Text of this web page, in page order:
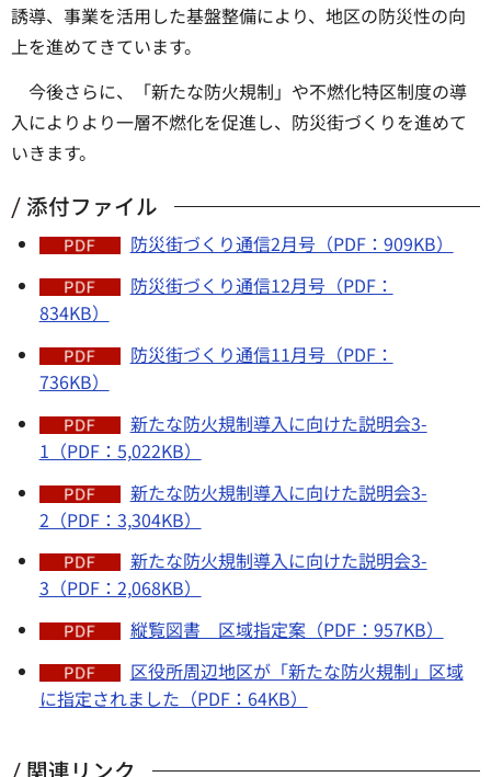
誘導、事業を活用した基盤整備により、地区の防災性の向
上を進めてきています。
今後さらに、「新たな防火規制」や不燃化特区制度の導
入によりより一層不燃化を促進し、防災街づくりを進めて
いきます。
添付ファイル
防災街づくり通信2月号（PDF：909KB）
防災街づくり通信12月号（PDF：
834KB）
防災街づくり通信11月号（PDF：
736KB）
新たな防火規制導入に向けた説明会3-
1（PDF：5,022KB）
新たな防火規制導入に向けた説明会3-
2（PDF：3,304KB）
新たな防火規制導入に向けた説明会3-
3（PDF：2,068KB）
縦覧図書 区域指定案（PDF：957KB）
区役所周辺地区が「新たな防火規制」区域
に指定されました（PDF：64KB）
関連リンク